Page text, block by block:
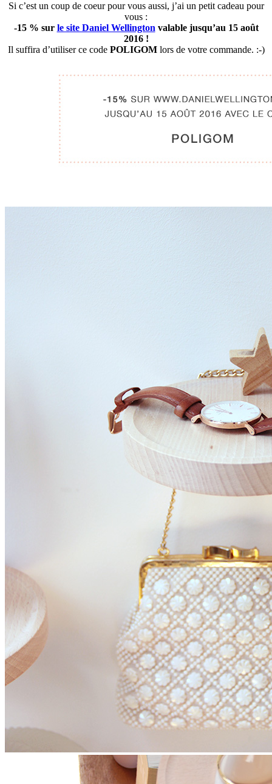
Si c’est un coup de coeur pour vous aussi, j’ai un petit cadeau pour
vous :
-15 % sur le site Daniel Wellingtonvalable jusqu’au 15 août
2016 !
Il suffira d’utiliser ce code POLIGOM lors de votre commande. :-)